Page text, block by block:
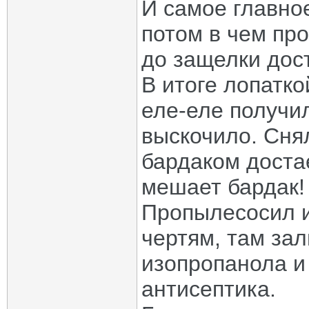
И самое
потом в чем
до защелки
В итоге
еле-еле
выскочило.
бардаком
мешает бардак!
Пропылесосил
чертям, там
изопропанола
антисептика.